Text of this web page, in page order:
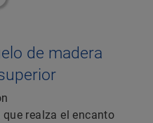
de madera
que realza el encanto